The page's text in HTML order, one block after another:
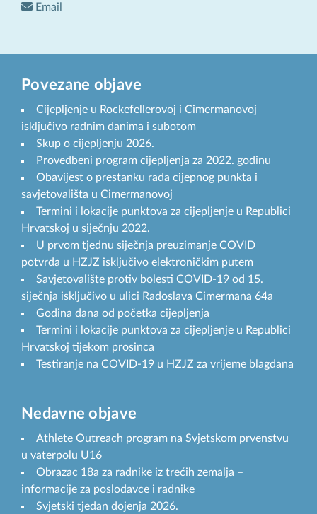
Email
Povezane objave
Cijepljenje u Rockefellerovoj i Cimermanovoj
isključivo radnim danima i subotom
Skup o cijepljenju 2026.
Provedbeni program cijepljenja za 2022. godinu
Obavijest o prestanku rada cijepnog punkta i
savjetovališta u Cimermanovoj
Termini i lokacije punktova za cijepljenje u Republici
Hrvatskoj u siječnju 2022.
U prvom tjednu siječnja preuzimanje COVID
potvrda u HZJZ isključivo elektroničkim putem
Savjetovalište protiv bolesti COVID-19 od 15.
siječnja isključivo u ulici Radoslava Cimermana 64a
Godina dana od početka cijepljenja
Termini i lokacije punktova za cijepljenje u Republici
Hrvatskoj tijekom prosinca
Testiranje na COVID-19 u HZJZ za vrijeme blagdana
Nedavne objave
Athlete Outreach program na Svjetskom prvenstvu
u vaterpolu U16
Obrazac 18a za radnike iz trećih zemalja –
informacije za poslodavce i radnike
Svjetski tjedan dojenja 2026.